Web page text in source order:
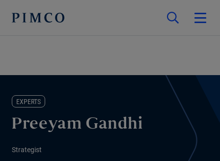
EXPERTS
Preeyam Gandhi
Strategist